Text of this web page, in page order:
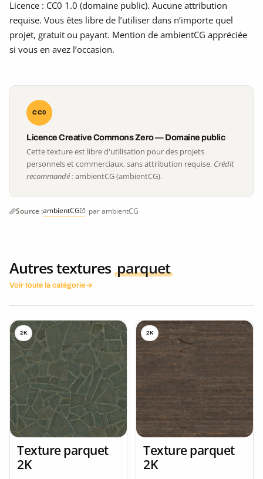
Licence : CC0 1.0 (domaine public). Aucune attribution
requise. Vous êtes libre de l’utiliser dans n’importe quel
projet, gratuit ou payant. Mention de ambientCG appréciée
si vous en avez l’occasion.
CC0
Licence Creative Commons Zero — Domaine public
Cette texture est libre d'utilisation pour des projets
personnels et commerciaux, sans attribution requise. Crédit
recommandé :ambientCG (ambientCG).
Source :ambientCG · par ambientCG
Autres textures parquet
Voir toute la catégorie
2K
Texture parquet
2K
2K
Texture parquet
2K